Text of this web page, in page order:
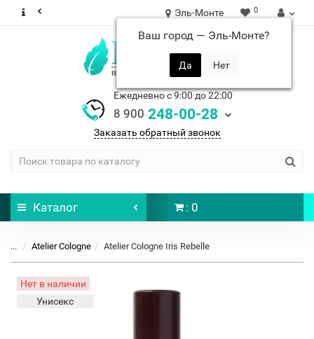
Эль-Монте
Ваш город — Эль-Монте?
0
Ежедневно с 9:00 до 22:00
8 900 248-00-28
Заказать обратный звонок
Каталог : 0
... Atelier Cologne Atelier Cologne Iris Rebelle
Нет в наличии
Унисекс